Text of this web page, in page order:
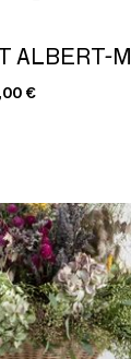
ALBERT-M
€